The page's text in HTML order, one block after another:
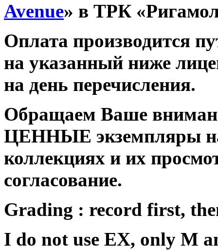
Avenue» в ТРК
Оплата производится
на указанный ниже
на день перечисления.
Обращаем Ваше
ЦЕННЫЕ экземпляры
коллекциях и их
согласование.
Grading : record first,
I do not use EX, only M